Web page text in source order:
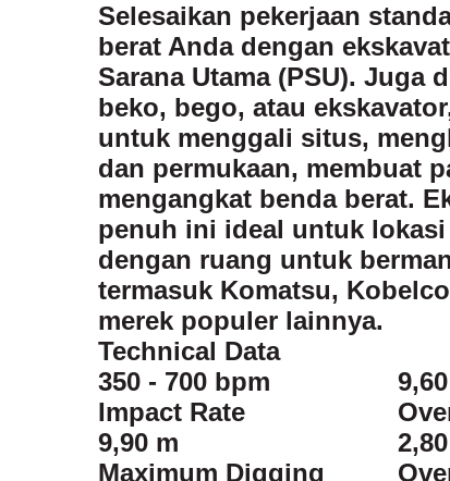
Selesaikan pekerjaan
berat Anda dengan
Sarana Utama (PSU). Juga
beko, bego, atau
untuk menggali situs,
dan permukaan, membuat
mengangkat benda berat.
penuh ini ideal untuk
dengan ruang untuk
termasuk Komatsu,
merek populer lainnya.
Technical Data
350 - 700 bpm
Impact Rate
9,90 m
Maximum Digging